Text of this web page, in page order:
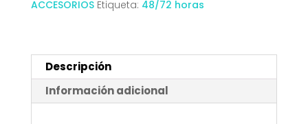
MPC07-
209
cantidad
ACCESORIOS Etiqueta: 48/72 horas
Descripción
Información adicional